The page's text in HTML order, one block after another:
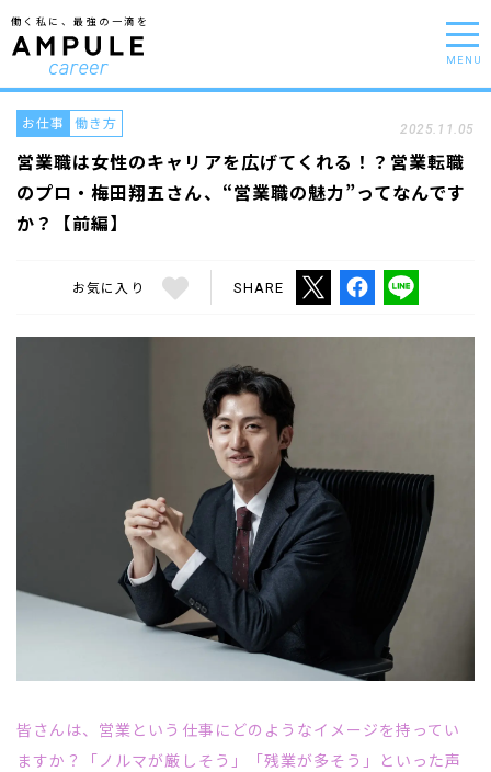
働く私に、最強の一滴を
MENU
営業職は女性のキャリアを広げてくれる！？営業転職
のプロ・梅田翔五さん、“営業職の魅力”ってなんです
か？【前編】
お仕事 働き方 2025.11.05
お気に入り SHARE
皆さんは、営業という仕事にどのようなイメージを持ってい
ますか？「ノルマが厳しそう」「残業が多そう」といった声